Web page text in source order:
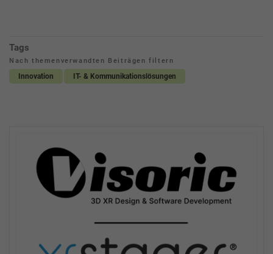
Tags
Nach themenverwandten Beiträgen filtern
Innovation IT- & Kommunikationslösungen